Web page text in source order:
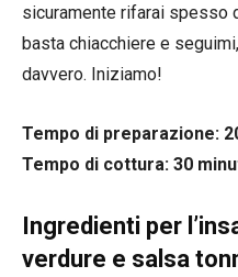
sicuramente rifarai spesso
basta chiacchiere e
davvero. Iniziamo!
Tempo di preparazione:
Tempo di cottura: 30
Ingredienti per
verdure e salsa